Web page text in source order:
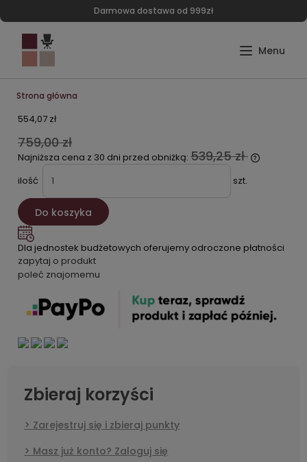
Darmowa dostawa od 999zł
Strona główna
554,07 zł
759,00 zł
Najniższa cena z 30 dni przed obniżką: 539,25 zł
ilość szt.
Do koszyka
Dla jednostek budżetowych oferujemy odroczone płatności
zapytaj o produkt
poleć znajomemu
Zbieraj korzyści
Zarejestruj się i zbieraj punkty
Masz już konto? Zaloguj się